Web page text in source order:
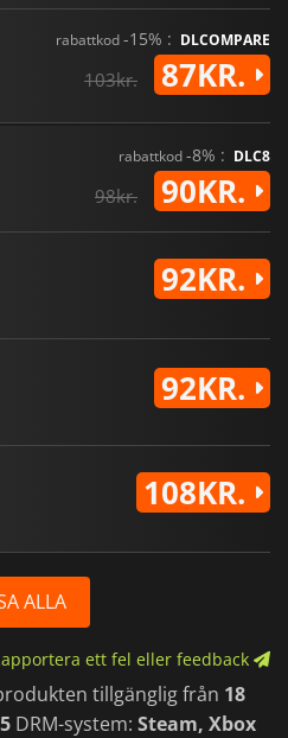
rabattkod-15% : DLCOMPARE
103kr. 87KR.
rabattkod-8% : DLC8
98kr. 90KR.
92KR.
92KR.
108KR.
ALLA
ett fel eller feedback
tillgänglig från 18
5 DRM-system: Steam, Xbox